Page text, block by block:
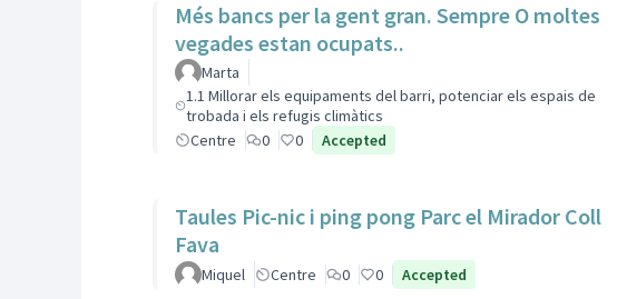
Més bancs per la gent gran. Sempre O moltes
vegades estan ocupats..
Marta
1.1 Millorar els equipaments del barri, potenciar els espais de
trobada i els refugis climàtics
Centre
0 0 Accepted
Taules Pic-nic i ping pong Parc el Mirador Coll
Fava
Miquel Centre 0 0 Accepted